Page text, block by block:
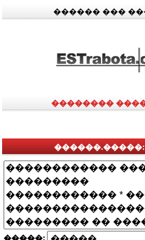
������ ���
��������
������.�����:
�����: